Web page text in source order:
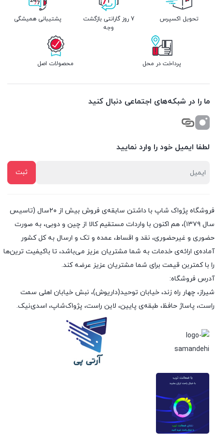
تحویل اکسپرس
7 روز گارانتی بازگشت
وجه
پشتیبانی همیشگی
پرداخت در محل محصولات اصل
ما را در شبکه‌های اجتماعی دنبال کنید
لطفا ایمیل خود را وارد نمایید
فروشگاه پژواک شاپ با داشتن سابقه‌ی فروش بیش از ۲۰سال (تاسیس
سال ۱۳۷۹)، هم اکنون با واردات مستقیم کالا از چین و دوبی، به صورت
حضوری و غیرحضوری، نقد و اقساط، عمده و تک و ارسال به کل کشور
آماده‌ی ارائه‌ی خدمات به شما مشتریان عزیز می‌باشد، تا باکیفیت ترین‌ها
را با کمتربن قیمت برای شما مشتریان عزیز عرضه کند.
آدرس فروشگاه:
شیراز، چهار راه زند، خیابان توحید(داریوش)، نبش خیابان اهلی سمت
راست، پاساژ حافظ، طبقه‌ی پایین، لاین راست، پژواک‌شاپ، اسدی‌نیک.